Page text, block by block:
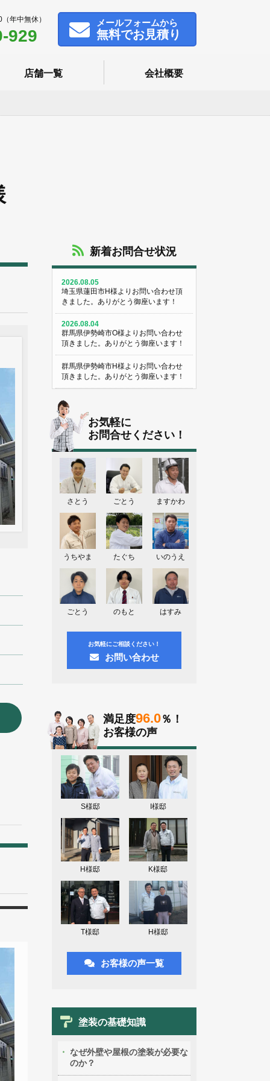
年中無休）
929
メールフォームから
無料でお見積り
店舗一覧 会社概要
新着お問合せ状況
2026.08.05
埼玉県蓮田市H様よりお問い合わせ頂
きました。ありがとう御座います！
2026.08.04
群馬県伊勢崎市O様よりお問い合わせ
頂きました。ありがとう御座います！
群馬県伊勢崎市H様よりお問い合わせ
頂きました。ありがとう御座います！
埼玉県熊谷市M様よりお問い合わせ頂
きました。ありがとう御座います！
埼玉県熊谷市S様よりお問い合わせ頂
きました。ありがとう御座います！
群馬県伊勢崎市K様よりお問い合わせ
頂きました。ありがとう御座います！
東京都葛飾区N様よりお問い合わせ頂
2026.08.03
神奈川県川崎市A様よりお問い合わせ
頂きました。ありがとう御座います！
群馬県高崎市E様よりお問い合わせ頂
きました。ありがとう御座います！
2026.08.02
東京都練馬区K様よりお問い合わせ頂
お気軽に
お問合せください！
さとう ごとう ますかわ
うちやま たぐち いのうえ
ごとう のもと はすみ
お気軽にご相談ください！
お問い合わせ
満足度96.0％！
お客様の声
S様邸 I様邸
H様邸 K様邸
T様邸 H様邸
お客様の声一覧
塗装の基礎知識
なぜ外壁や屋根の塗装が必要な
のか？